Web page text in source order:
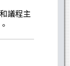
議程主